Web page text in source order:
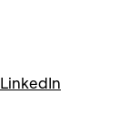
LinkedIn